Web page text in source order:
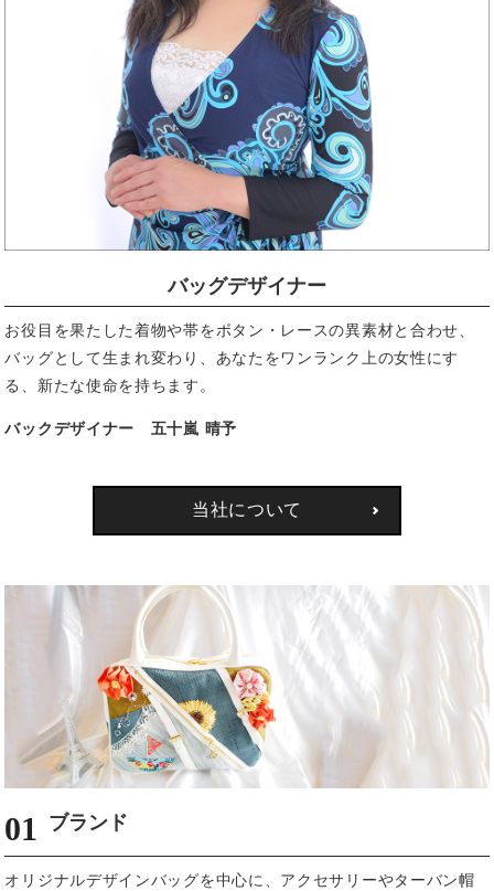
バッグデザイナー
お役目を果たした着物や帯をボタン・レースの異素材と合わせ、
バッグとして生まれ変わり、あなたをワンランク上の女性にす
る、新たな使命を持ちます。
バックデザイナー 五十嵐 晴予
当社について
01 ブランド
オリジナルデザインバッグを中心に、アクセサリーやターバン帽